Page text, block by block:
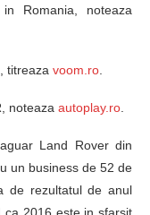
Romania, noteaza
titreaza voom.ro
noteaza autoplay.ro
Land Rover din
un business de 52 de
de rezultatul de anul